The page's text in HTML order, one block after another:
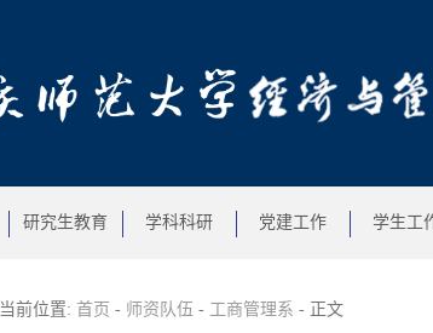
研究生教育 学科科研 党建工作 学生工
当前位置: 首页 - 师资队伍 - 工商管理系 - 正文